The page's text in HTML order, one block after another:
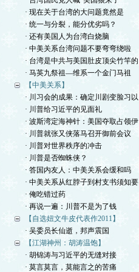
· 现在关于台湾的大问题竟然是
· 统一与分裂，能分优劣吗？
· 还有美国人为台湾白烧脑
· 中美关系台湾问题不要弯弯绕啦
· 台湾是中共与美国肚皮顶尖竹竿的
· 马英九祭祖—维系一个金门马祖
【中美关系】
· 川习会的成果：确定川剧变脸习以
· 川普给习近平的见面礼
· 波斯湾定海神针：美国夺取占领伊
· 川普就张又侠落马召开御前会议
· 川普对世界秩序的冲击
· 川普是否蜘蛛侠？
· 答国内友人：中美关系会缓和吗
· 中美关系从红脖子到村支书须知要
· 俺吃错过药
· 再说一遍：川普不是为了钱
【自选妞文牛皮代表作2011】
· 吴委员长仙逝，邦声震国
【江湖神州：胡涛温饱】
· 胡锦涛与习近平的无缝对接
· 莫言莫言，莫能言之的苦痛